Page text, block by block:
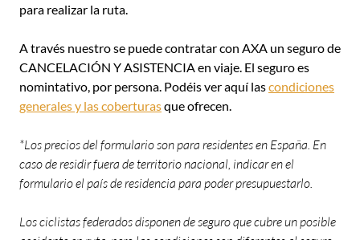
para realizar la ruta.
A través nuestro se puede contratar con AXA un seguro de
CANCELACIÓN Y ASISTENCIA en viaje. El seguro es
nomintativo, por persona. Podéis ver aquí lascondiciones
generales y las coberturasque ofrecen.
*Los precios del formulario son para residentes en España. En
caso de residir fuera de territorio nacional, indicar en el
formulario el país de residencia para poder presupuestarlo.
Los ciclistas federados disponen de seguro que cubre un posible